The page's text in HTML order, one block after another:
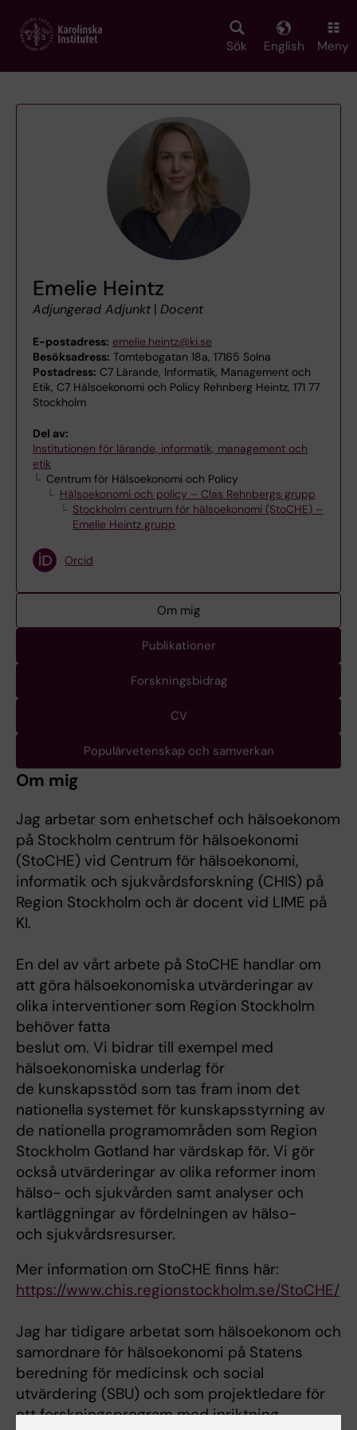
main
Sök English Meny
Emelie Heintz
Adjungerad Adjunkt | Docent
E-postadress: emelie.heintz@ki.se
Besöksadress: Tomtebogatan 18a, 17165 Solna
Postadress: C7 Lärande, Informatik, Management och
Etik, C7 Hälsoekonomi och Policy Rehnberg Heintz, 171 77
Stockholm
Del av:
Institutionen för lärande, informatik, management och
etik
Centrum för Hälsoekonomi och Policy
Hälsoekonomi och policy – Clas Rehnbergs grupp
Stockholm centrum för hälsoekonomi (StoCHE) –
Emelie Heintz grupp
Orcid
Om mig
Publikationer
Forskningsbidrag
CV
Populärvetenskap och samverkan
Om mig
Jag arbetar som enhetschef och hälsoekonom
på Stockholm centrum för hälsoekonomi
(StoCHE) vid Centrum för hälsoekonomi,
informatik och sjukvårdsforskning (CHIS) på
Region Stockholm och är docent vid LIME på
KI.
En del av vårt arbete på StoCHE handlar om
att göra hälsoekonomiska utvärderingar av
olika interventioner som Region Stockholm
behöver fatta
beslut om. Vi bidrar till exempel med
hälsoekonomiska underlag för
de kunskapsstöd som tas fram inom det
nationella systemet för kunskapsstyrning av
de nationella programområden som Region
Stockholm Gotland har värdskap för. Vi gör
också utvärderingar av olika reformer inom
hälso- och sjukvården samt analyser och
kartläggningar av fördelningen av hälso-
och sjukvårdsresurser.
Mer information om StoCHE finns här:
https://www.chis.regionstockholm.se/StoCHE/
Jag har tidigare arbetat som hälsoekonom och
samordnare för hälsoekonomi på Statens
beredning för medicinsk och social
utvärdering (SBU) och som projektledare för
ett forskningsprogram med inriktning